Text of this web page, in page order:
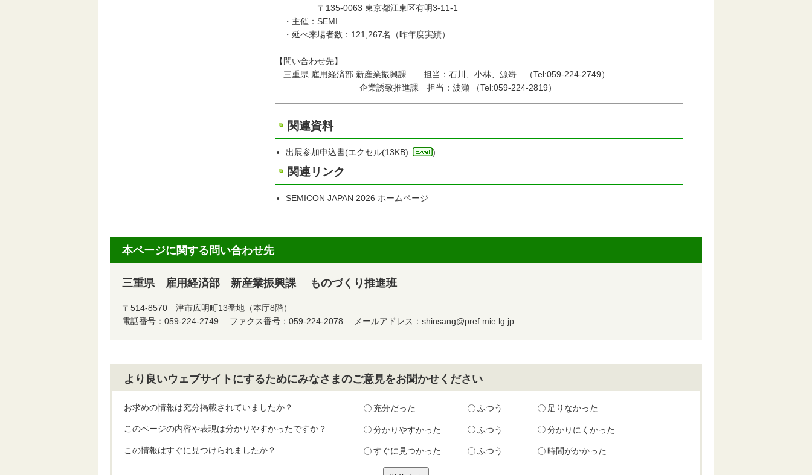
〒135-0063 東京都江東区有明3-11-1
・主催：SEMI
・延べ来場者数：121,267名（昨年度実績）
【問い合わせ先】
三重県 雇用経済部 新産業振興課 担当：石川、小林、源嵜 （Tel:059-224-2749）
企業誘致推進課 担当：波瀬 （Tel:059-224-2819）
関連資料
出展参加申込書(エクセル(13KB) )
関連リンク
SEMICON JAPAN 2026 ホームページ
本ページに関する問い合わせ先
三重県 雇用経済部 新産業振興課 ものづくり推進班
〒514-8570 津市広明町13番地（本庁8階）
電話番号： 059-224-2749 ファクス番号：059-224-2078 メールアドレス： shinsang@pref.mie.lg.jp
より良いウェブサイトにするためにみなさまのご意見をお聞かせください
お求めの情報は充分掲載されていましたか？ 充分だった ふつう 足りなかった
このページの内容や表現は分かりやすかったですか？ 分かりやすかった ふつう 分かりにくかった
この情報はすぐに見つけられましたか？ すぐに見つかった ふつう 時間がかかった